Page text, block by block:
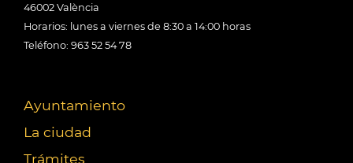
46002 València
Horarios: lunes a viernes de 8:30 a 14:00 horas
Teléfono: 963 52 54 78
Ayuntamiento
La ciudad
Trámites